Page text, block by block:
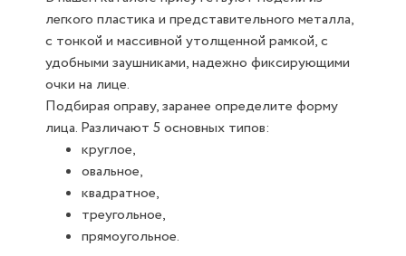
легкого пластика и представительного металла,
с тонкой и массивной утолщенной рамкой, с
удобными заушниками, надежно фиксирующими
очки на лице.
Подбирая оправу, заранее определите форму
лица. Различают 5 основных типов:
круглое,
овальное,
квадратное,
треугольное,
прямоугольное.